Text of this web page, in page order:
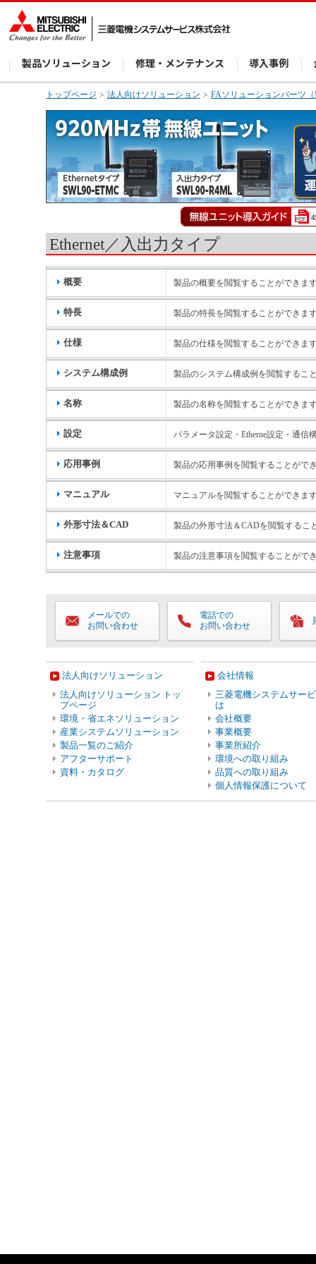
製品ソリューション 修理・メンテナンス 導入事例
トップページ 法人向けソリューション FAソリューションパーツ
Ethernet／入出力タイプ
製品の概要を閲覧することができま
概要
製品の特長を閲覧することができま
特長
製品の仕様を閲覧することができま
仕様
製品のシステム構成例を閲覧するこ
システム構成例
製品の名称を閲覧することができま
名称
パラメータ設定・Etherne設定・通信
設定
製品の応用事例を閲覧することがで
応用事例
マニュアルを閲覧することができま
マニュアル
製品の外形寸法＆CADを閲覧するこ
外形寸法＆CAD
製品の注意事項を閲覧することがで
注意事項
メールでの
お問い合わせ
電話での
お問い合わせ
法人向けソリューション
法人向けソリューション トッ
プページ
環境・省エネソリューション
産業システムソリューション
製品一覧のご紹介
アフターサポート
資料・カタログ
会社情報
三菱電機システムサー
は
会社概要
事業概要
事業所紹介
環境への取り組み
品質への取り組み
個人情報保護について